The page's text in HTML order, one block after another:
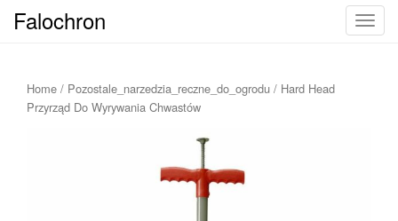
T
Falochron
Home / Pozostale_narzedzia_reczne_do_ogrodu / Hard Head
Przyrząd Do Wyrywania Chwastów